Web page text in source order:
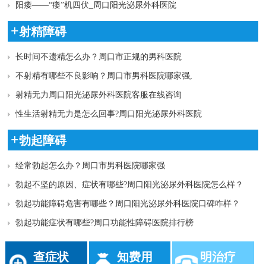
阳痿——“痿”机四伏_周口阳光泌尿外科医院
+射精障碍
长时间不遗精怎么办？周口市正规的男科医院
不射精有哪些不良影响？周口市男科医院哪家强,
射精无力周口阳光泌尿外科医院客服在线咨询
性生活射精无力是怎么回事?周口阳光泌尿外科医院
+勃起障碍
经常勃起怎么办？周口市男科医院哪家强
勃起不坚的原因、症状有哪些?周口阳光泌尿外科医院怎么样？
勃起功能障碍危害有哪些？周口阳光泌尿外科医院口碑咋样？
勃起功能症状有哪些?周口功能性障碍医院排行榜
查症状 知费用 明治疗